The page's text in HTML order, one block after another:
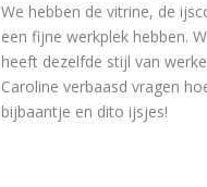
We hebben de vitrine, de
een fijne werkplek hebben.
heeft dezelfde stijl van
Caroline verbaasd vragen
bijbaantje en dito ijsjes!